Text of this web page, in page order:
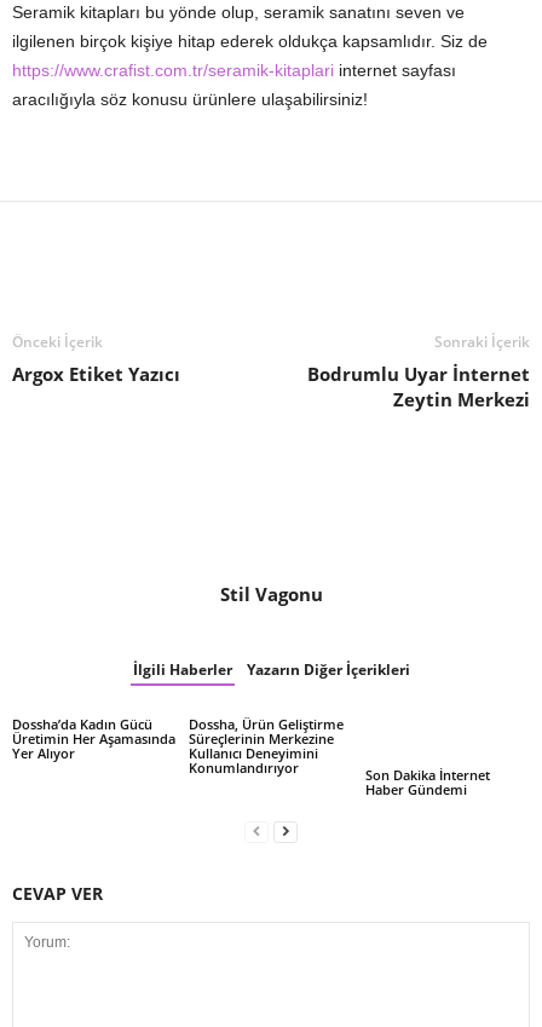
Seramik kitapları bu yönde olup, seramik sanatını seven ve
ilgilenen birçok kişiye hitap ederek oldukça kapsamlıdır. Siz de
https://www.crafist.com.tr/seramik-kitaplari internet sayfası
aracılığıyla söz konusu ürünlere ulaşabilirsiniz!
Önceki İçerik
Argox Etiket Yazıcı
Sonraki İçerik
Bodrumlu Uyar İnternet
Zeytin Merkezi
Stil Vagonu
İlgili Haberler Yazarın Diğer İçerikleri
Dossha’da Kadın Gücü
Üretimin Her Aşamasında
Yer Alıyor
Dossha, Ürün Geliştirme
Süreçlerinin Merkezine
Kullanıcı Deneyimini
Konumlandırıyor
Son Dakika İnternet
Haber Gündemi
CEVAP VER